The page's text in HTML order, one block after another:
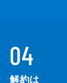
04
解約は